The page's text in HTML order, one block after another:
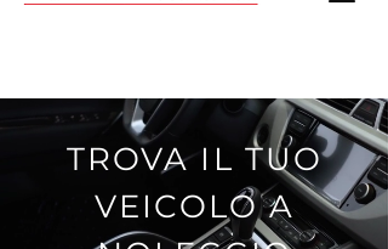
TROVA IL TUO
VEICOLO A